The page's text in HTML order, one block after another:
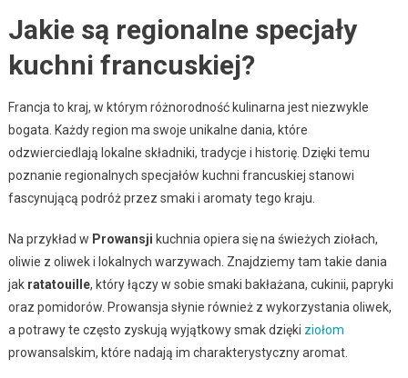
Jakie są regionalne specjały
kuchni francuskiej?
Francja to kraj, w którym różnorodność kulinarna jest niezwykle
bogata. Każdy region ma swoje unikalne dania, które
odzwierciedlają lokalne składniki, tradycje i historię. Dzięki temu
poznanie regionalnych specjałów kuchni francuskiej stanowi
fascynującą podróż przez smaki i aromaty tego kraju.
Na przykład w Prowansji kuchnia opiera się na świeżych ziołach,
oliwie z oliwek i lokalnych warzywach. Znajdziemy tam takie dania
jak ratatouille, który łączy w sobie smaki bakłażana, cukinii, papryki
oraz pomidorów. Prowansja słynie również z wykorzystania oliwek,
a potrawy te często zyskują wyjątkowy smak dzięki ziołom
prowansalskim, które nadają im charakterystyczny aromat.